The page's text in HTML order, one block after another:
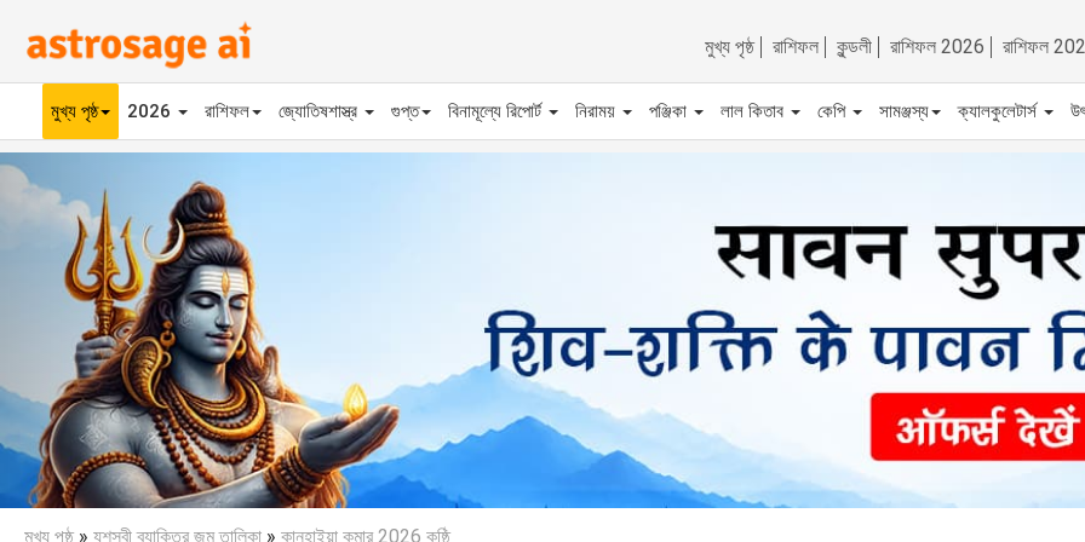
মুখ্য পৃষ্ঠ রাশিফল কুন্ডলী রাশিফল 2026 রাশিফল
মুখ্য পৃষ্ঠ 2026 রাশিফল জ্যোতিষশাস্ত্র গুপ্ত বিনামূল্যে রিপোর্ট নিরাময় পঞ্জিকা লাল কিতাব কেপি সামঞ্জস্য ক্যালকুলেটার্স
Previous
মুখ্য পৃষ্ঠ » যশস্বী ব্যাক্তির জন্ম তালিকা » কানহাইয়া কুমার 2026 কুষ্ঠি